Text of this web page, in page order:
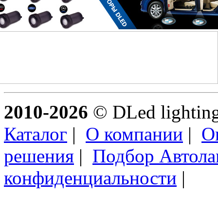
2010-2026 © DLed
Каталог | О компании |
решения | Подбор
конфиденциальности |